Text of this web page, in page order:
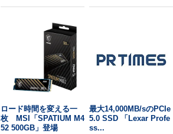
ロード時間を変える一
枚 MSI「SPATIUM M4
52 500GB」登場
最大14,000MB/sのPCIe
5.0 SSD 「Lexar Profe
ss...